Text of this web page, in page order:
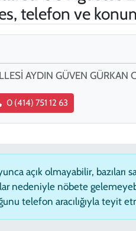
telefon ve
AYDIN GÜVEN GÜRKAN
0 (414) 751 12 63
açık olmayabilir, bazıları
nedeniyle nöbete
telefon aracılığıyla teyit